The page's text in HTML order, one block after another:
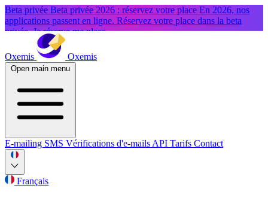
Beta privée Beta privée 2026 : réservez votre place En 2026, nos
applications passent en ligne. Réservez votre place dans la beta
privée. Je réserve ma place
Oxemis Oxemis
Open main menu
E-mailing SMS Vérifications d'e-mails API Tarifs Contact
Français